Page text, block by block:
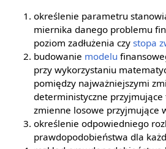
określenie parametru
miernika danego problemu
poziom zadłużenia czystopa
budowanie modelu
przy wykorzystaniu
pomiędzy najważniejszymi
deterministyczne
zmienne losowe przyjmujące
określenie odpowiedniego
prawdopodobieństwa dla